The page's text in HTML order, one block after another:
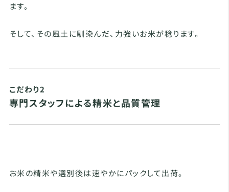
ます。
そして、その風土に馴染んだ、力強いお米が稔ります。
こだわり2
専門スタッフによる精米と品質管理
お米の精米や選別後は速やかにパックして出荷。